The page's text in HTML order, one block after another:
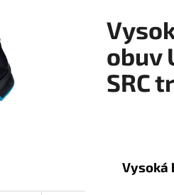
produktu
je
z
5
hviezdičiek.
obuv
SRC
Vysoká